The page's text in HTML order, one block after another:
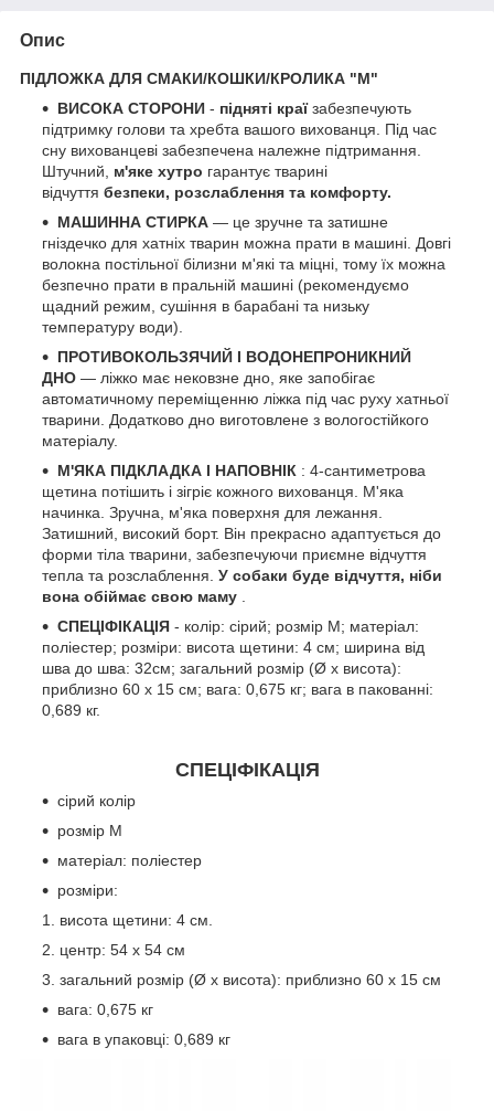
Опис
ПІДЛОЖКА ДЛЯ СМАКИ/КОШКИ/КРОЛИКА "М"
ВИСОКА СТОРОНИ - підняті країзабезпечують
підтримку голови та хребта вашого вихованця. Під час
сну вихованцеві забезпечена належне підтримання.
Штучний, м'яке хутро гарантує тварині
відчуття безпеки, розслаблення та комфорту.
МАШИННА СТИРКА — це зручне та затишне
гніздечко для хатніх тварин можна прати в машині. Довгі
волокна постільної білизни м'які та міцні, тому їх можна
безпечно прати в пральній машині (рекомендуємо
щадний режим, сушіння в барабані та низьку
температуру води).
ПРОТИВОКОЛЬЗЯЧИЙ І ВОДОНЕПРОНИКНИЙ
ДНО — ліжко має нековзне дно, яке запобігає
автоматичному переміщенню ліжка під час руху хатньої
тварини. Додатково дно виготовлене з вологостійкого
матеріалу.
М'ЯКА ПІДКЛАДКА І НАПОВНІК : 4-сантиметрова
щетина потішить і зігріє кожного вихованця. М'яка
начинка. Зручна, м'яка поверхня для лежання.
Затишний, високий борт. Він прекрасно адаптується до
форми тіла тварини, забезпечуючи приємне відчуття
тепла та розслаблення. У собаки буде відчуття, ніби
вона обіймає свою маму
СПЕЦІФІКАЦІЯ - колір: сірий; розмір М; матеріал:
поліестер; розміри: висота щетини: 4 см; ширина від
шва до шва: 32см; загальний розмір (Ø x висота):
приблизно 60 x 15 см; вага: 0,675 кг; вага в пакованні:
0,689 кг.
СПЕЦІФІКАЦІЯ
сірий колір
розмір М
матеріал: поліестер
розміри:
висота щетини: 4 см.
центр: 54 х 54 см
загальний розмір (Ø x висота): приблизно 60 x 15 см
вага: 0,675 кг
вага в упаковці: 0,689 кг